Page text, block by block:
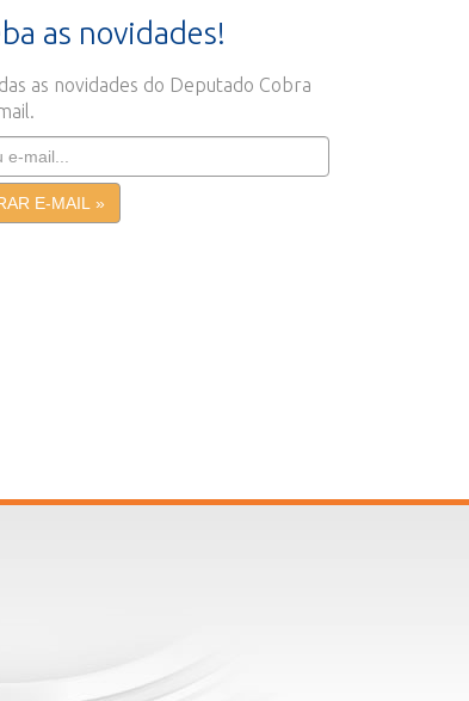
as novidades!
as novidades do Deputado Cobra